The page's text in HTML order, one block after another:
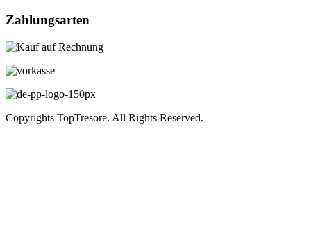
Zahlungsarten
Copyrights TopTresore. All Rights Reserved.